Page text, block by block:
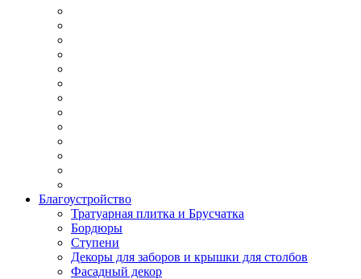
Благоустройство
Тратуарная плитка и Брусчатка
Бордюры
Ступени
Декоры для заборов и крышки для столбов
Фасадный декор